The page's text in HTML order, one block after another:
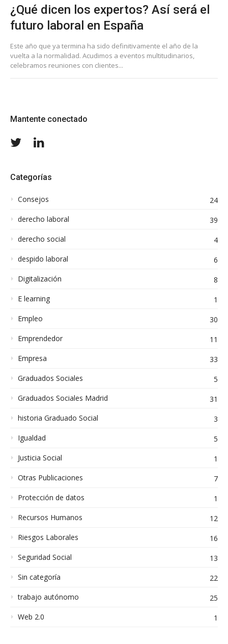
¿Qué dicen los expertos? Así será el
futuro laboral en España
Este año que ya termina ha sido definitivamente el año de la
vuelta a la normalidad. Acudimos a eventos multitudinarios,
celebramos reuniones con clientes...
Mantente conectado
TwitterLinkedIn
Categorías
Consejos
24
derecho laboral
39
derecho social
4
despido laboral
6
Digitalización
8
E learning
1
Empleo
30
Emprendedor
11
Empresa
33
Graduados Sociales
5
Graduados Sociales Madrid
31
historia Graduado Social
3
Igualdad
5
Justicia Social
1
Otras Publicaciones
7
Protección de datos
1
Recursos Humanos
12
Riesgos Laborales
16
Seguridad Social
13
Sin categoría
22
trabajo autónomo
25
Web 2.0
1